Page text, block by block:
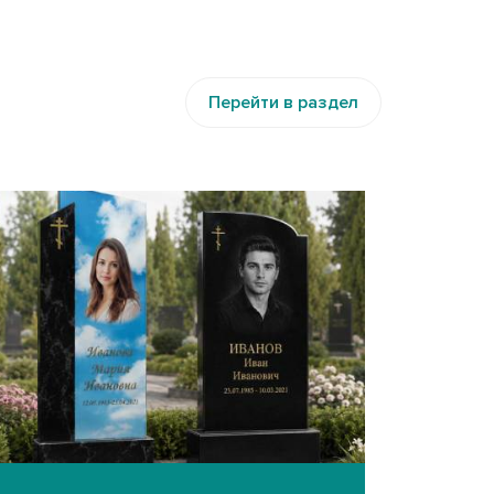
Перейти в раздел